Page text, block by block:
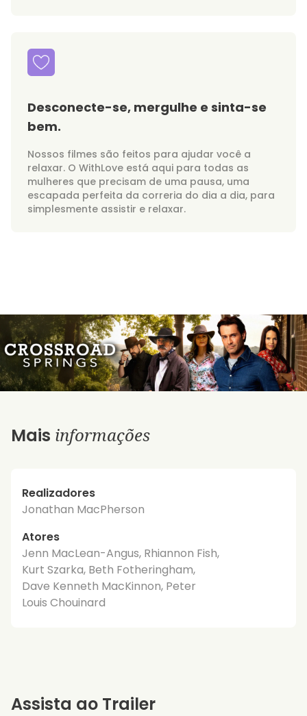
Desconecte-se, mergulhe e sinta-se
bem.
Nossos filmes são feitos para ajudar você a
relaxar. O WithLove está aqui para todas as
mulheres que precisam de uma pausa, uma
escapada perfeita da correria do dia a dia, para
simplesmente assistir e relaxar.
Mais informações
Realizadores
Jonathan MacPherson
Atores
Jenn MacLean-Angus, Rhiannon Fish,
Kurt Szarka, Beth Fotheringham,
Dave Kenneth MacKinnon, Peter
Louis Chouinard
Assista ao Trailer